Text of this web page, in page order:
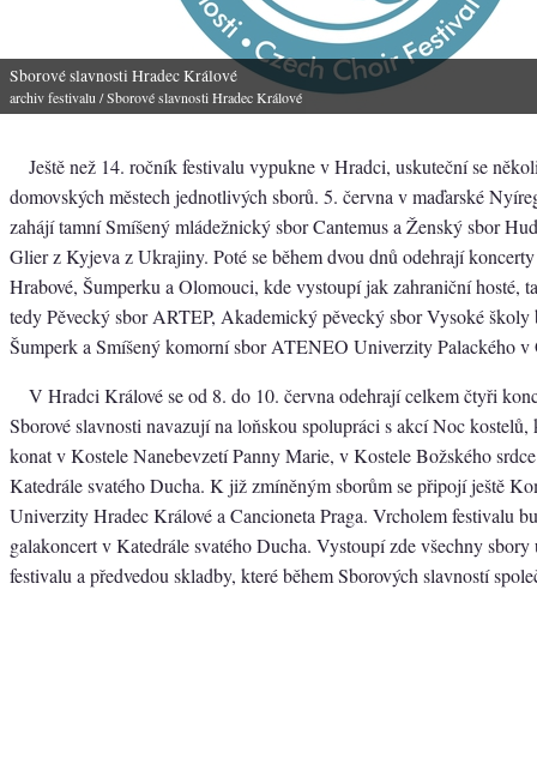
Sborové slavnosti Hradec Králové
archiv festivalu / Sborové slavnosti Hradec Králové
Ještě než 14. ročník festivalu vypukne v Hradci, uskuteční se
domovských městech jednotlivých sborů. 5. června v maďarské
zahájí tamní Smíšený mládežnický sbor Cantemus a Ženský sbor
Glier z Kyjeva z Ukrajiny. Poté se během dvou dnů odehrají
Hrabové, Šumperku a Olomouci, kde vystoupí jak zahraniční hosté,
tedy Pěvecký sbor ARTEP, Akademický pěvecký sbor Vysoké
Šumperk a Smíšený komorní sbor ATENEO Univerzity Palackého
V Hradci Králové se od 8. do 10. června odehrají celkem čtyři
Sborové slavnosti navazují na loňskou spolupráci s akcí Noc kostelů,
konat v Kostele Nanebevzetí Panny Marie, v Kostele Božského
Katedrále svatého Ducha. K již zmíněným sborům se připojí ještě
Univerzity Hradec Králové a Cancioneta Praga. Vrcholem festivalu
galakoncert v Katedrále svatého Ducha. Vystoupí zde všechny sbory
festivalu a předvedou skladby, které během Sborových slavností